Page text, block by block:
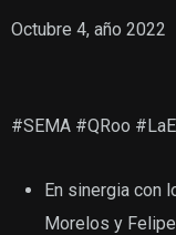
Octubre 4, año 2022
#SEMA #QRoo
En sinergia con
Morelos y